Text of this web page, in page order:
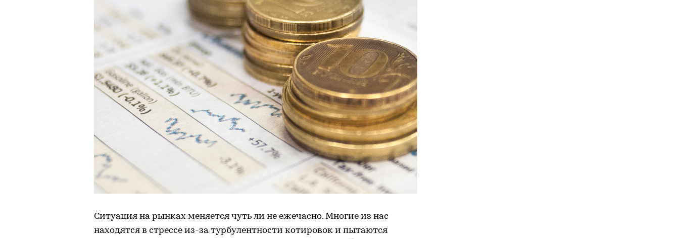
Ситуация на рынках меняется чуть ли не ежечасно. Многие из нас
находятся в стрессе из-за турбулентности котировок и пытаются